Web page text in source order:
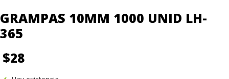
GRAMPAS 10MM 1000 UNID LH-
365
$28